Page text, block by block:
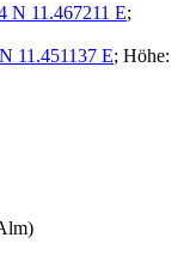
N 11.467211 E;
11.451137 E; Höhe: